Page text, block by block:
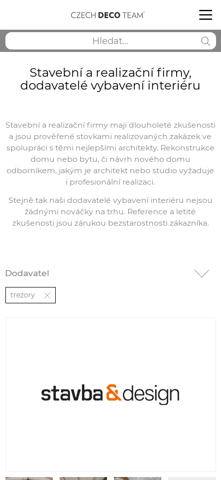
Stavební a realizační firmy,
dodavatelé vybavení interiéru
Stavební a realizační firmy mají dlouholeté zkušenosti
a jsou prověřené stovkami realizovaných zakázek ve
spolupráci s těmi nejlepšími architekty. Rekonstrukce
domu nebo bytu, či návrh nového domu
odborníkem, jakým je architekt nebo studio vyžaduje
i profesionální realizaci.
Stejně tak naši dodavatelé vybavení interiéru nejsou
žádnými nováčky na trhu. Reference a letité
zkušenosti jsou zárukou bezstarostnosti zákazníka.
Dodavatel
trezory